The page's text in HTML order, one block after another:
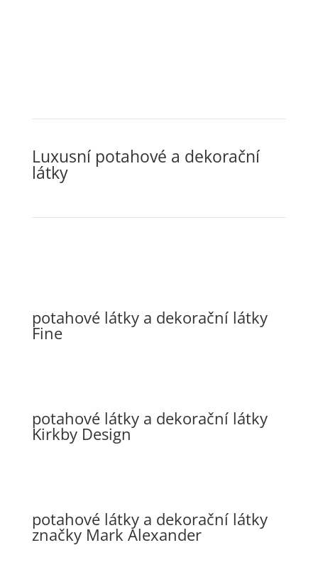
Luxusní potahové a dekorační
látky
potahové látky a dekorační látky
Fine
potahové látky a dekorační látky
Kirkby Design
potahové látky a dekorační látky
značky Mark Alexander